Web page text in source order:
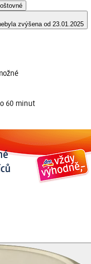
zvýšena od 23.01.2025
60 minut